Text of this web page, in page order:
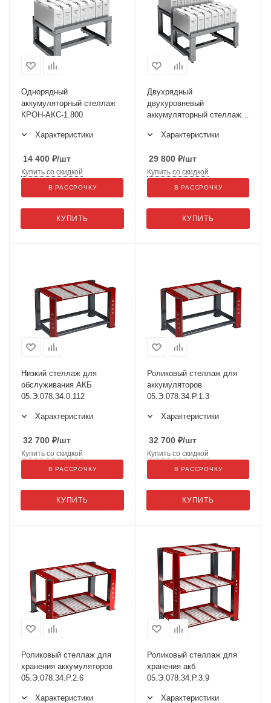
Однорядный
аккумуляторный стеллаж
КРОН-АКС-1.800
Характеристики
14 400 ₽/шт
КУПИТЬ
Купить со скидкой
В РАССРОЧКУ
Двухрядный
двухуровневый
аккумуляторный стеллаж
Характеристики
29 800 ₽/шт
КУПИТЬ
Купить со скидкой
В РАССРОЧКУ
Низкий стеллаж для
обслуживания АКБ
05.Э.078.34.0.112
Характеристики
32 700 ₽/шт
КУПИТЬ
Купить со скидкой
В РАССРОЧКУ
Роликовый стеллаж для
аккумуляторов
05.Э.078.34.Р.1.3
Характеристики
32 700 ₽/шт
КУПИТЬ
Купить со скидкой
В РАССРОЧКУ
Роликовый стеллаж для
хранения аккумуляторов
05.Э.078.34.Р.2.6
Характеристики
Роликовый стеллаж для
хранения акб
05.Э.078.34.Р.3.9
Характеристики